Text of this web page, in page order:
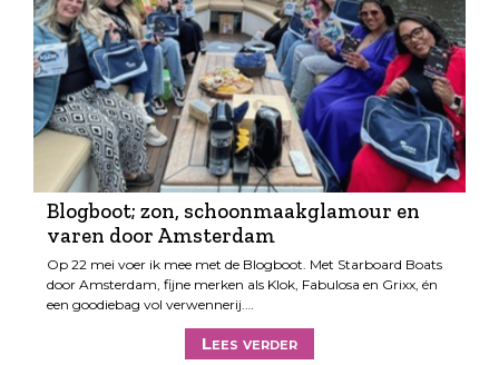
Blogboot; zon, schoonmaakglamour en
varen door Amsterdam
Op 22 mei voer ik mee met de Blogboot. Met Starboard Boats
door Amsterdam, fijne merken als Klok, Fabulosa en Grixx, én
een goodiebag vol verwennerij.…
Lees verder